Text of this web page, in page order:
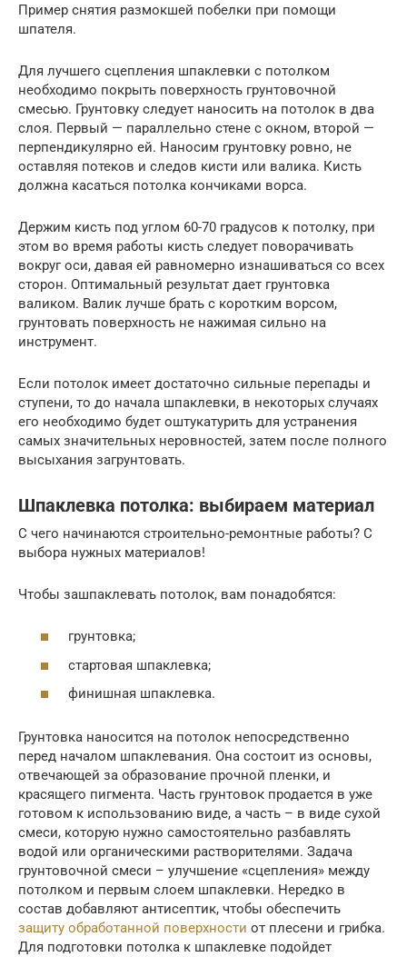
Пример снятия размокшей побелки при помощи
шпателя.
Для лучшего сцепления шпаклевки с потолком
необходимо покрыть поверхность грунтовочной
смесью. Грунтовку следует наносить на потолок в два
слоя. Первый — параллельно стене с окном, второй —
перпендикулярно ей. Наносим грунтовку ровно, не
оставляя потеков и следов кисти или валика. Кисть
должна касаться потолка кончиками ворса.
Держим кисть под углом 60-70 градусов к потолку, при
этом во время работы кисть следует поворачивать
вокруг оси, давая ей равномерно изнашиваться со всех
сторон. Оптимальный результат дает грунтовка
валиком. Валик лучше брать с коротким ворсом,
грунтовать поверхность не нажимая сильно на
инструмент.
Если потолок имеет достаточно сильные перепады и
ступени, то до начала шпаклевки, в некоторых случаях
его необходимо будет оштукатурить для устранения
самых значительных неровностей, затем после полного
высыхания загрунтовать.
Шпаклевка потолка: выбираем материал
С чего начинаются строительно-ремонтные работы? С
выбора нужных материалов!
Чтобы зашпаклевать потолок, вам понадобятся:
грунтовка;
стартовая шпаклевка;
финишная шпаклевка.
Грунтовка наносится на потолок непосредственно
перед началом шпаклевания. Она состоит из основы,
отвечающей за образование прочной пленки, и
красящего пигмента. Часть грунтовок продается в уже
готовом к использованию виде, а часть – в виде сухой
смеси, которую нужно самостоятельно разбавлять
водой или органическими растворителями. Задача
грунтовочной смеси – улучшение «сцепления» между
потолком и первым слоем шпаклевки. Нередко в
состав добавляют антисептик, чтобы обеспечить
защиту обработанной поверхности от плесени и грибка.
Для подготовки потолка к шпаклевке подойдет